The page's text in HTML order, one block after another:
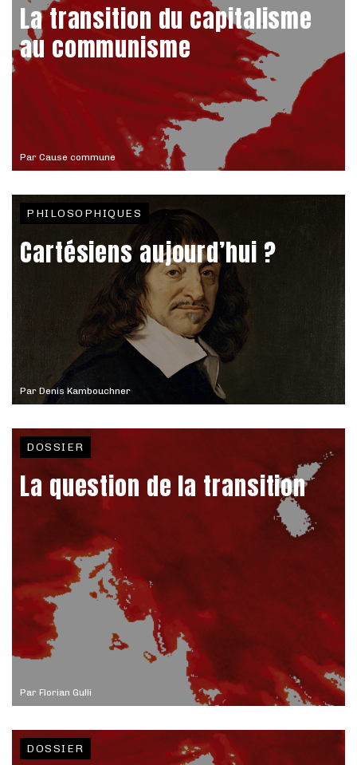
Par Cause commune
La transition du capitalisme
au communisme
Par Denis Kambouchner
PHILOSOPHIQUES
Cartésiens aujourd’hui ?
Par Florian Gulli
DOSSIER
La question de la transition
DOSSIER